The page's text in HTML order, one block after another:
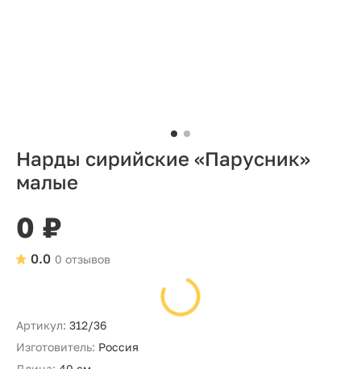
Нарды сирийские «Парусник»
малые
0 ₽
0 отзывов
0.0
Артикул: 312/36
Изготовитель: Россия